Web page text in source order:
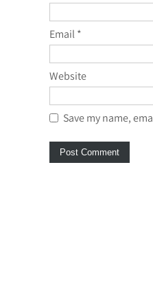
Email*
Website
Save my name,